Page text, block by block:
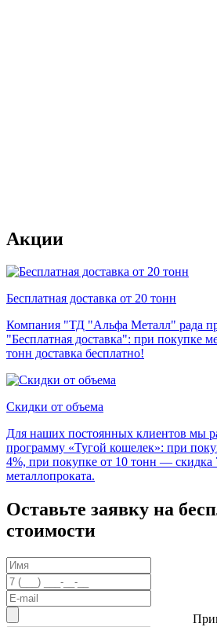
Акции
Бесплатная доставка от 20 тонн
Компания "ТД "Альфа Металл" рада
"Бесплатная доставка": при покупке
тонн доставка бесплатно!
Скидки от объема
Для наших постоянных клиентов мы
программу «Тугой кошелек»: при
4%, при покупке от 10 тонн — скидка
металлопроката.
Оставьте заявку на
стоимости